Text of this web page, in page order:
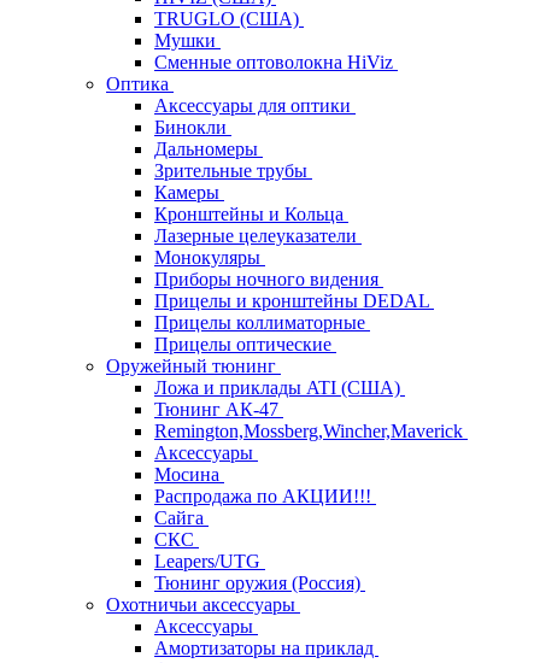
TRUGLO (США)
Мушки
Сменные оптоволокна HiViz
Оптика
Аксессуары для оптики
Бинокли
Дальномеры
Зрительные трубы
Камеры
Кронштейны и Кольца
Лазерные целеуказатели
Монокуляры
Приборы ночного видения
Прицелы и кронштейны DEDAL
Прицелы коллиматорные
Прицелы оптические
Оружейный тюнинг
Ложа и приклады ATI (США)
Тюнинг АК-47
Remington,Mossberg,Wincher,Maverick
Аксессуары
Мосина
Распродажа по АКЦИИ!!!
Сайга
СКС
Leapers/UTG
Тюнинг оружия (Россия)
Охотничьи аксессуары
Аксессуары
Амортизаторы на приклад